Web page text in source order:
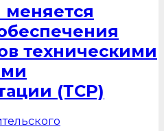
меняется
техническими
(ТСР)